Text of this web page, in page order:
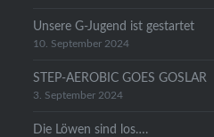
Unsere G-Jugend ist gestartet
10. September 2024
STEP-AEROBIC GOES GOSLAR
3. September 2024
Die Löwen sind los….